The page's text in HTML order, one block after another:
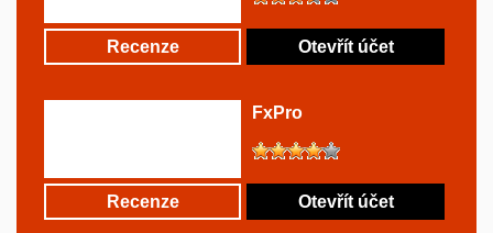
Recenze Otevřít účet
FxPro
Recenze Otevřít účet